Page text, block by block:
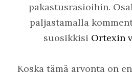
pakastusrasioihin.
paljastamalla
suosikkisi Ortexin
Koska tämä arvonta on